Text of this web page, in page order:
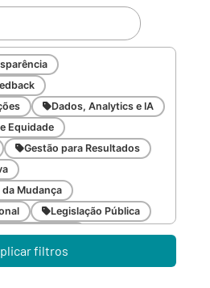
Dados, Analytics e IA
Equidade
Gestão para Resultados
da Mudança
Legislação Pública
Orçamento e Finanças
filtros